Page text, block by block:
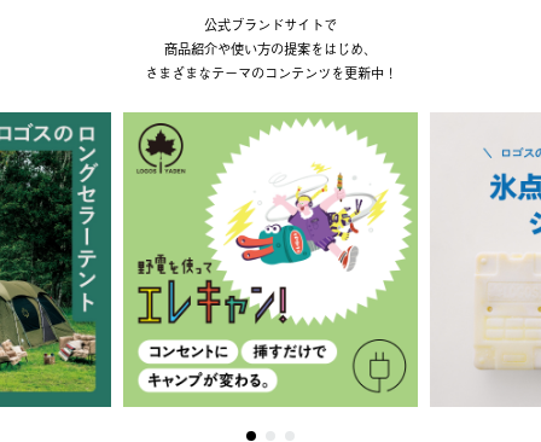
公式ブランドサイトで
商品紹介や使い方の提案をはじめ、
さまざまなテーマのコンテンツを更新中！